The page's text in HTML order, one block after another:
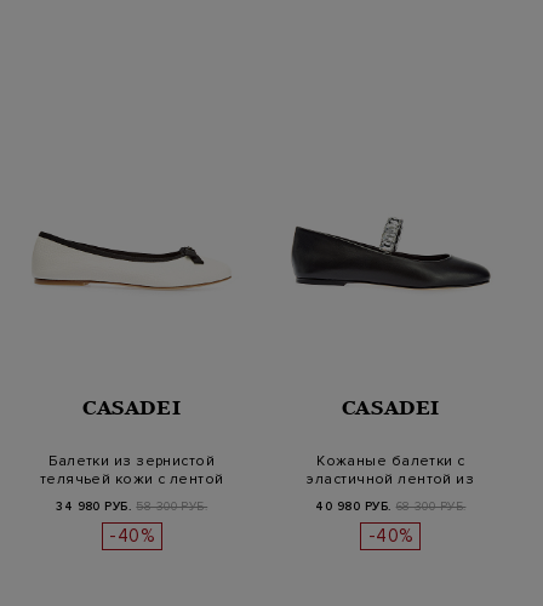
CASADEI
Балетки из зернистой
телячьей кожи с лентой
грогрен и…
34 980 РУБ. 58 300 РУБ.
-40%
CASADEI
Кожаные балетки с
эластичной лентой из
кристаллов
40 980 РУБ. 68 300 РУБ.
-40%